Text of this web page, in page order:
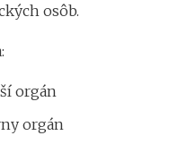
osôb.
orgán
orgán